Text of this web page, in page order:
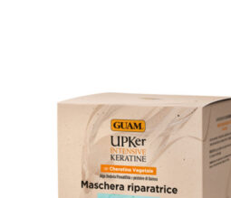
Ароматерапия
Мужчинам